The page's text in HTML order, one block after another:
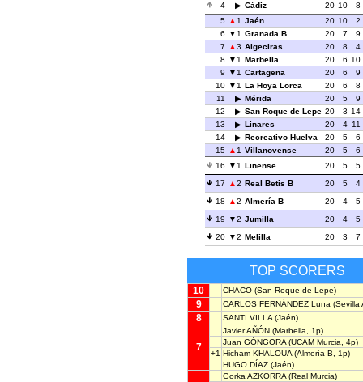
4
Cádiz 20 10
8
5
1 Jaén 20 10
2
6
1 Granada B 20 7
9
7
3 Algeciras 20 8
4
8
1 Marbella 20 6 10
9
1 Cartagena 20 6
9
10
1 La Hoya Lorca 20 6
8
11
Mérida 20 5
9
12
San Roque de Lepe 20 3 14
13
Linares 20 4 11
14
Recreativo Huelva 20 5
6
15
1 Villanovense 20 5
6
16
1 Linense 20 5
5
17
2 Real Betis B 20 5
4
18
2 Almería B 20 4
5
19
2 Jumilla 20 4
5
20
2 Melilla 20 3 7
TOP SCORERS
10 CHACO (San Roque de Lepe)
9 CARLOS FERNÁNDEZ Luna (Sevilla
8 SANTI VILLA (Jaén)
7
Javier AÑÓN (Marbella, 1p)
Juan GÓNGORA (UCAM Murcia, 4p)
+1 Hicham KHALOUA (Almería B, 1p)
HUGO DÍAZ (Jaén)
Gorka AZKORRA (Real Murcia)